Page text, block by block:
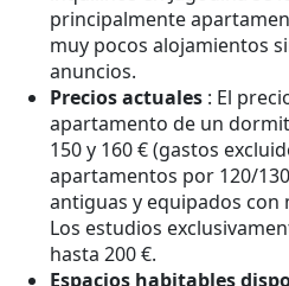
principalmente
muy pocos alojamientos
anuncios.
Precios actuales : El
apartamento de un
150 y 160 € (gastos
apartamentos por 120/
antiguas y equipados con
Los estudios
hasta 200 €.
Espacios habitables